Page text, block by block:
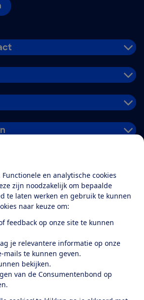
en analytische cookies
zijn noodzakelijk om bepaalde
te laten werken en gebruik te kunnen
naar keuze om:
feedback op onze site te kunnen
je relevantere informatie op onze
mails te kunnen geven.
bekijken.
van de Consumentenbond op
over de
Privacyverklaring
Toegankelijkheid
feed nieuws
Facebook
TwitterInstagram
YoutubeLinkedIn